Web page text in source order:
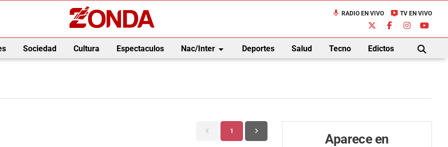
mic RADIO EN VIVO live_tv TV EN VIVO
Sociedad Cultura Espectaculos Nac/Interarrow_drop_down Deportes Salud Tecno Edictos
BUSCAR
1
Aparece en